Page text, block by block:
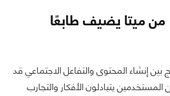
تطبيق Pocket من ميتا يضيف طابعًا
بين إنشاء المحتوى والتفاعل الاجتماعي قد
يتبادلون الأفكار والتجارب